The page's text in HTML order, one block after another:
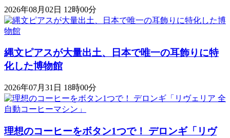
2026年08月02日 12時00分
縄文ピアスが大量出土、日本で唯一の耳飾りに特
化した博物館
2026年07月31日 18時00分
理想のコーヒーをボタン1つで！ デロンギ「リヴ